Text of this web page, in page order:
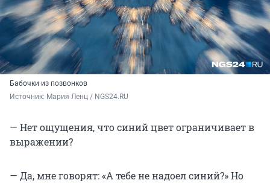
Бабочки из позвонков
Источник: Мария Ленц / NGS24.RU
— Нет ощущения, что синий цвет ограничивает в
выражении?
— Да, мне говорят: «А тебе не надоел синий?» Но